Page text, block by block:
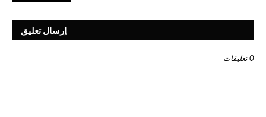
إرسال تعليق
0 تعليقات